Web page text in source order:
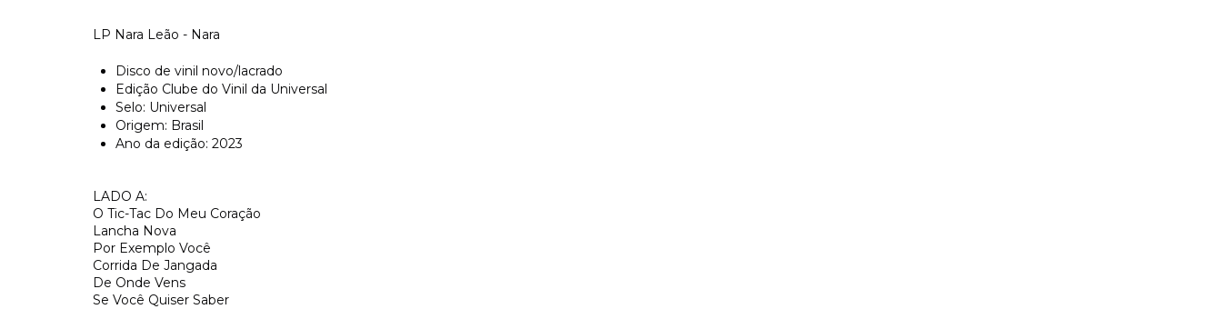
LP Nara Leão - Nara
Disco de vinil novo/lacrado
Edição Clube do Vinil da Universal
Selo: Universal
Origem: Brasil
Ano da edição: 2023
LADO A:
O Tic-Tac Do Meu Coração
Lancha Nova
Por Exemplo Você
Corrida De Jangada
De Onde Vens
Se Você Quiser Saber